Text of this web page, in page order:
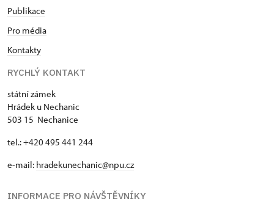
Publikace
Pro média
Kontakty
RYCHLÝ KONTAKT
státní zámek
Hrádek u Nechanic
503 15 Nechanice
tel.: +420 495 441 244
e-mail: hradekunechanic@npu.cz
INFORMACE PRO NÁVŠTĚVNÍKY